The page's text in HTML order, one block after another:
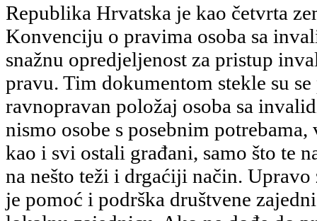
Republika Hrvatska je kao četvrta
Konvenciju o pravima osoba sa
snažnu opredjeljenost za pristup
pravu. Tim dokumentom stekle su
ravnopravan položaj osoba sa
nismo osobe s posebnim potrebama,
kao i svi ostali građani, samo što te
na nešto teži i drgaćiji način.
je pomoć i podrška društvene